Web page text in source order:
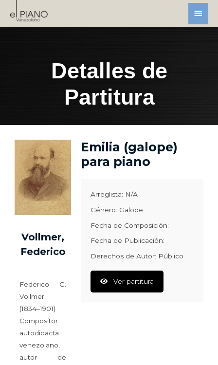
Detalles de
Partitura
Vollmer,
Federico
Federico G.
Vollmer
(1834–1901)
Compositor
autodidacta
venezolano,
autor de
Emilia (galope)
para piano
Arreglista: N/A
Género: Galope
Fecha de Composición:
Fecha de Publicación:
Derechos de Autor: Público
Ver partitura